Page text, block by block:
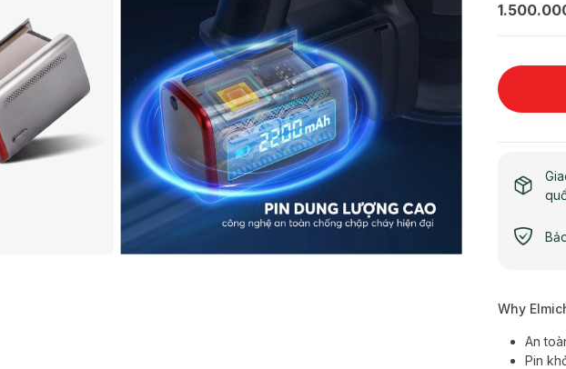
Why
An
Pin